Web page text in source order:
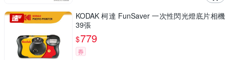
KODAK 柯達 FunSaver 一次性閃光燈底片相機
39張
$779
券